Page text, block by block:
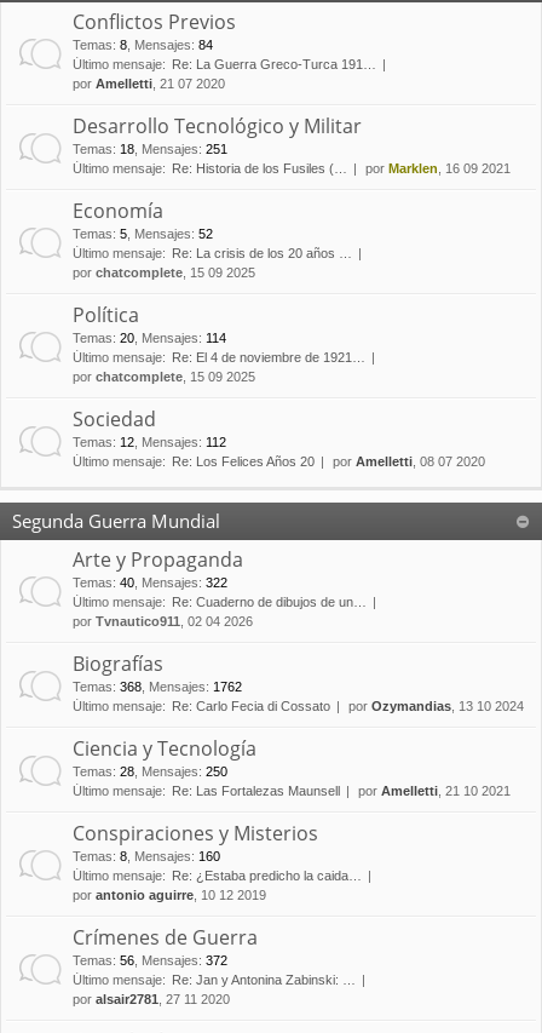
Conflictos Previos
Temas: 8 Mensajes: 84
Último mensaje:
Re: La Guerra Greco-Turca 191…
por Amelletti , 21 07 2020
Desarrollo Tecnológico y Militar
Temas: 18 Mensajes: 251
Último mensaje:
Re: Historia de los Fusiles (… por Marklen , 16 09 2021
Economía
Temas: 5 Mensajes: 52
Último mensaje:
Re: La crisis de los 20 años …
por chatcomplete , 15 09 2025
Política
Temas: 20 Mensajes: 114
Último mensaje:
Re: El 4 de noviembre de 1921…
por chatcomplete , 15 09 2025
Sociedad
Temas: 12 Mensajes: 112
Último mensaje:
Re: Los Felices Años 20 por Amelletti , 08 07 2020
Segunda Guerra Mundial
Arte y Propaganda
Temas: 40 Mensajes: 322
Último mensaje:
Re: Cuaderno de dibujos de un…
por Tvnautico911 , 02 04 2026
Biografías
Temas: 368 Mensajes: 1762
Último mensaje:
Re: Carlo Fecia di Cossato por Ozymandias , 13 10 2024
Ciencia y Tecnología
Temas: 28 Mensajes: 250
Último mensaje:
Re: Las Fortalezas Maunsell por Amelletti , 21 10 2021
Conspiraciones y Misterios
Temas: 8 Mensajes: 160
Último mensaje:
Re: ¿Estaba predicho la caida…
por antonio aguirre , 10 12 2019
Crímenes de Guerra
Temas: 56 Mensajes: 372
Último mensaje:
Re: Jan y Antonina Zabinski: …
por alsair2781 , 27 11 2020